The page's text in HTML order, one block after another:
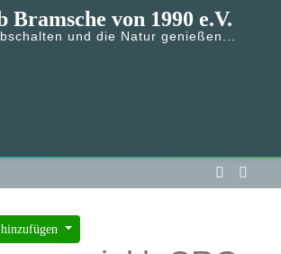
Bramsche von 1990 e.V.
und die Natur genießen...